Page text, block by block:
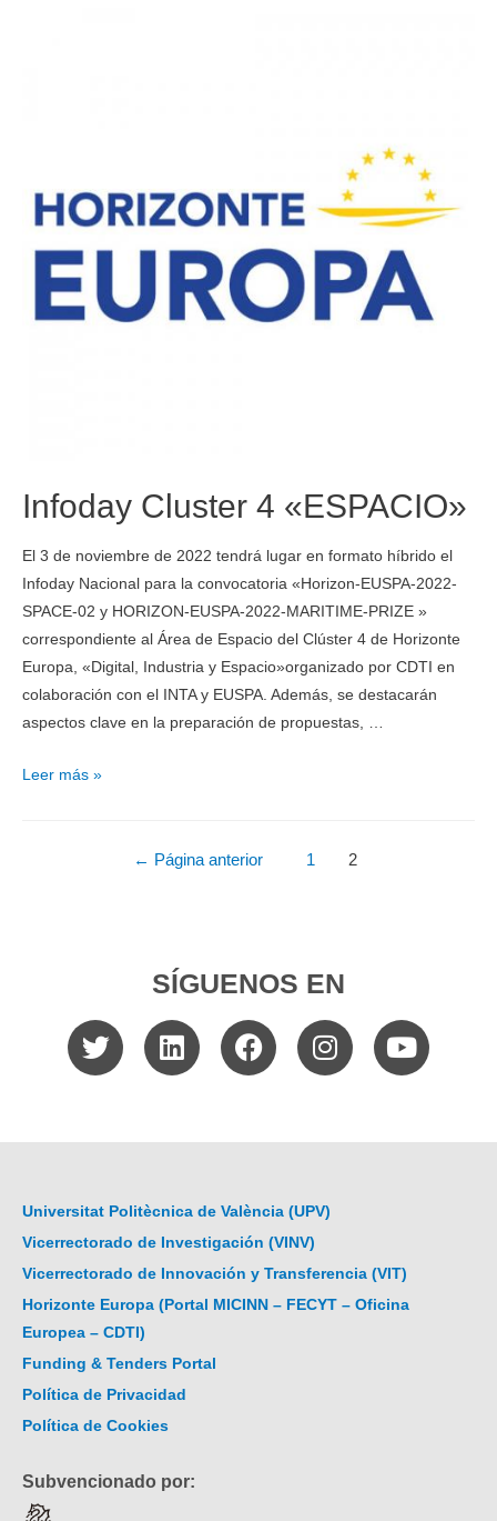
Infoday Cluster 4 «ESPACIO»
El 3 de noviembre de 2022 tendrá lugar en formato híbrido el
Infoday Nacional para la convocatoria «Horizon-EUSPA-2022-
SPACE-02 y HORIZON-EUSPA-2022-MARITIME-PRIZE »
correspondiente al Área de Espacio del Clúster 4 de Horizonte
Europa, «Digital, Industria y Espacio»organizado por CDTI en
colaboración con el INTA y EUSPA. Además, se destacarán
aspectos clave en la preparación de propuestas, …
Leer más »
← Página anterior 1 2
SÍGUENOS EN
Universitat Politècnica de València (UPV)
Vicerrectorado de Investigación (VINV)
Vicerrectorado de Innovación y Transferencia (VIT)
Horizonte Europa (Portal MICINN – FECYT – Oficina
Europea – CDTI)
Funding & Tenders Portal
Política de Privacidad
Política de Cookies
Subvencionado por: